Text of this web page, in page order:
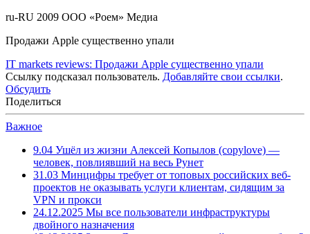
ru-RU 2009 ООО «Роем» Медиа
Продажи Apple существенно упали
IT markets reviews: Продажи Apple существенно упали
Ссылку подсказал пользователь. Добавляйте свои ссылки.
Обсудить
Поделиться
Важное
9.04 Ушёл из жизни Алексей Копылов (copylove) —
человек, повлиявший на весь Рунет
31.03 Минцифры требует от топовых российских веб-
проектов не оказывать услуги клиентам, сидящим за
VPN и прокси
24.12.2025 Мы все пользователи инфраструктуры
двойного назначения